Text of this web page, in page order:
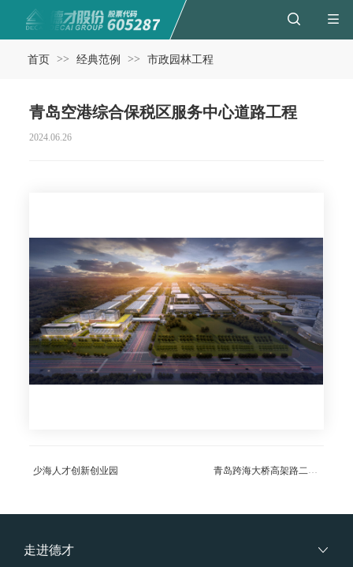
首页 >> 经典范例 >> 市政园林工程
青岛空港综合保税区服务中心道路工程
2024.06.26
少海人才创新创业园 青岛跨海大桥高架路二期工程
走进德才